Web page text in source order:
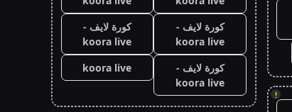
!
كورة لايف -
koora live
كورة لايف -
koora live
كورة لايف -
koora live
koora live